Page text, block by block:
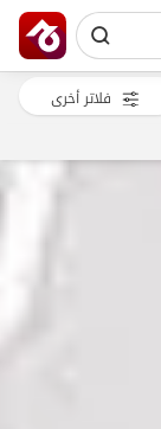
فلاتر أخرى